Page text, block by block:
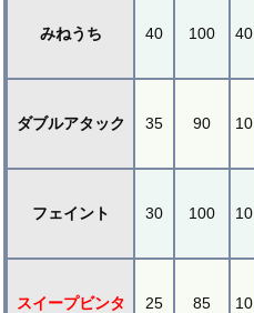
みねうち 40 100 40
ダブルアタック 35 90 10
フェイント 30 100 10
スイープビンタ 25 85 10